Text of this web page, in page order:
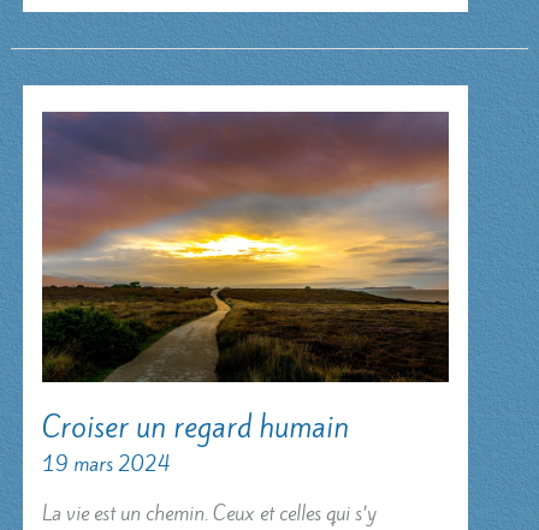
Croiser un regard humain
19 mars 2024
La vie est un chemin. Ceux et celles qui s’y